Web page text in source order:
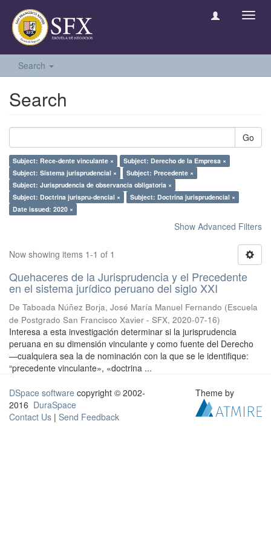
Search
Search
Go
Subject: Rece-dente vinculante ×
Subject: Derecho de la Empresa ×
Subject: Sistema jurisprudencial ×
Subject: Precedente ×
Subject: Jurisprudencia de observancia obligatoria ×
Subject: Doctrina jurispru-dencial ×
Subject: Doctrina jurisprudencial ×
Date issued: 2020 ×
Show Advanced Filters
Now showing items 1-1 of 1
Quehaceres de la Jurisprudencia y el Precedente
en el sistema jurídico peruano del siglo XXI
De Taboada Núñez Borja, José María Manuel Fernando (Escuela
de Postgrado San Francisco Xavier - SFX, 2020-07-16)
Interesa a esta investigación determinar si la jurisprudencia
peruana en su dimensión vinculante y como fuente del Derecho
—cualquiera sea la de nominación con la que se le identifique:
“precedente vinculante», «doctrina ...
DSpace software copyright © 2002-
2016 DuraSpace
Contact Us | Send Feedback
Theme by